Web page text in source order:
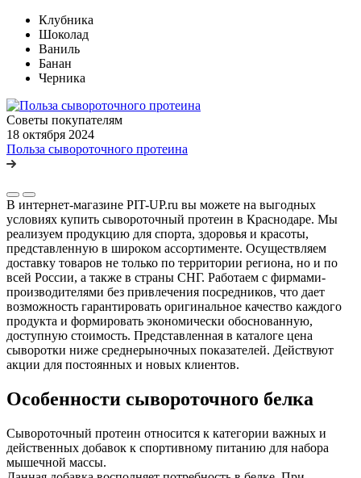
Клубника
Шоколад
Ваниль
Банан
Черника
Советы покупателям
18 октября 2024
Польза сывороточного протеина
В интернет-магазине PIT-UP.ru вы можете на выгодных
условиях купить сывороточный протеин в Краснодаре. Мы
реализуем продукцию для спорта, здоровья и красоты,
представленную в широком ассортименте. Осуществляем
доставку товаров не только по территории региона, но и по
всей России, а также в страны СНГ. Работаем с фирмами-
производителями без привлечения посредников, что дает
возможность гарантировать оригинальное качество каждого
продукта и формировать экономически обоснованную,
доступную стоимость. Представленная в каталоге цена
сыворотки ниже среднерыночных показателей. Действуют
акции для постоянных и новых клиентов.
Особенности сывороточного белка
Сывороточный протеин относится к категории важных и
действенных добавок к спортивному питанию для набора
мышечной массы.